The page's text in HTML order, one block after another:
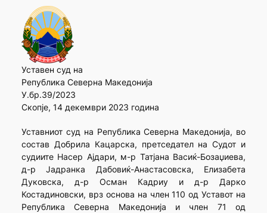
Уставен суд на
Република Северна Македонија
У.бр.39/2023
Скопје, 14 декември 2023 година
Уставниот суд на Република Северна Македонија, во
состав Добрила Кацарска, претседател на Судот и
судиите Насер Ајдари, м-р Татјана Васиќ-Бозаџиева,
д-р Јадранка Дабовиќ-Анастасовска, Елизабета
Дуковска, д-р Осман Кадриу и д-р Дарко
Костадиновски, врз основа на член 110 од Уставот на
Република Северна Македонија и член 71 од